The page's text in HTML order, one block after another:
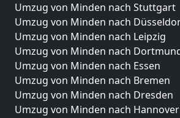
Umzug von Minden nach Stuttgart
Umzug von Minden nach
Umzug von Minden nach Leipzig
Umzug von Minden nach
Umzug von Minden nach Essen
Umzug von Minden nach Bremen
Umzug von Minden nach Dresden
Umzug von Minden nach Hannover